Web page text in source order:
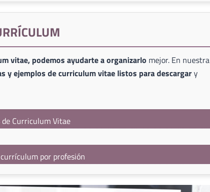
vitae, podemos ayudarte a organizarlo mejor. En nuestra
y ejemplos de curriculum vitae listos para descargary
de Curriculum Vitae
por profesión